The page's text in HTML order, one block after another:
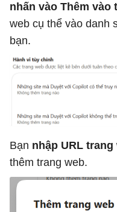
nhấn vào Thêm vào
web cụ thể vào danh
bạn.
Bạn nhập URL trang
thêm trang web.